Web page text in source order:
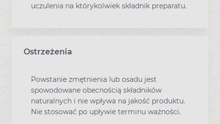
uczulenia na którykolwiek składnik preparatu.
Ostrzeżenia
Powstanie zmętnienia lub osadu jest
spowodowane obecnością składników
naturalnych i nie wpływa na jakość produktu.
Nie stosować po upływie terminu ważności.